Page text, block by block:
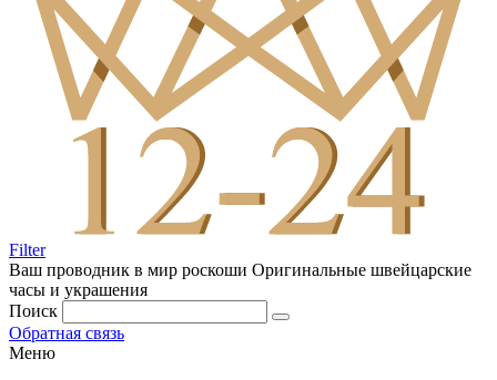
Filter
Ваш проводник в мир роскоши Оригинальные швейцарские
часы и украшения
Поиск
Обратная связь
Меню